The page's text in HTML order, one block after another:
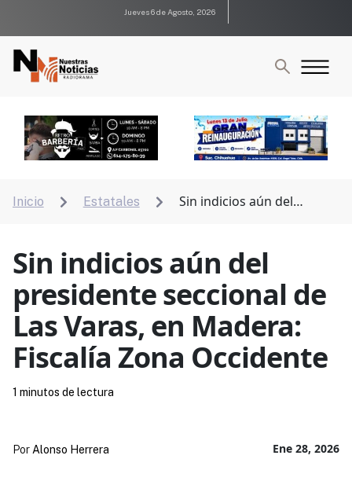
Jueves 6 de Agosto, 2026
Inicio  Estatales 
Sin indicios aún del
Sin indicios aún del
presidente seccional de
Las Varas, en Madera:
Fiscalía Zona Occidente
Ene 28, 2026
Por Alonso Herrera
1 minutos de lectura